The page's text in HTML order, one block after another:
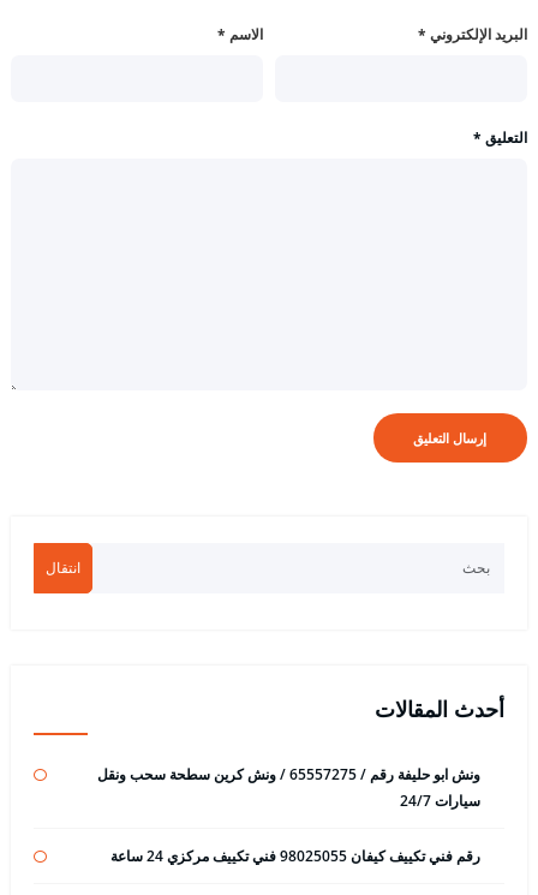
الاسم * البريد الإلكتروني *
التعليق *
انتقال
أحدث المقالات
ونش ابو حليفة رقم / 65557275 / ونش كرين سطحة سحب ونقل
سيارات 24/7
رقم فني تكييف كيفان 98025055 فني تكييف مركزي 24 ساعة